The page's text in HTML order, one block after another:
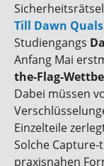
Till Dawn Quals
Studiengangs
Anfang Mai
the-Flag-
Dabei müssen
Einzelteile
Solche Capture-
praxisnahen